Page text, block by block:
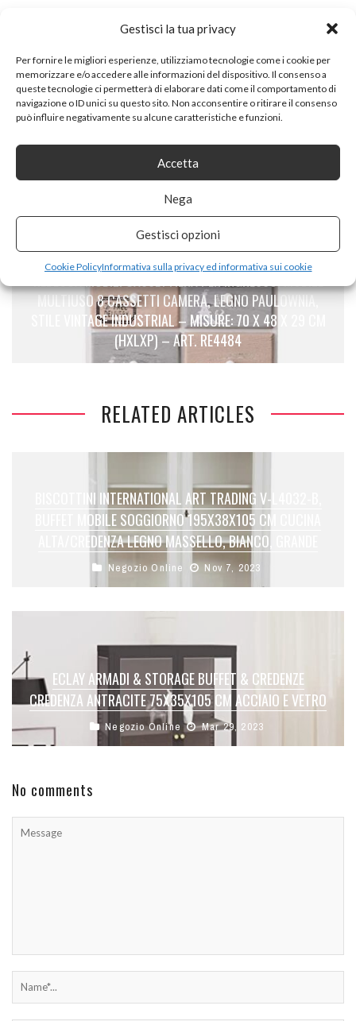
Gestisci la tua privacy
Per fornire le migliori esperienze, utilizziamo tecnologie come i cookie per
memorizzare e/o accedere alle informazioni del dispositivo. Il consenso a
queste tecnologie ci permetterà di elaborare dati come il comportamento di
navigazione o ID unici su questo sito. Non acconsentire o ritirare il consenso
può influire negativamente su alcune caratteristiche e funzioni.
Accetta
Nega
Gestisci opzioni
Cookie PolicyInformativa sulla privacy ed informativa sui cookie
PREVIOUS ARTICLE
IKEA KULLEN – SET DI CASSETTIERA PER CAMERA DA
LETTO, 5 CASSETTI, COLORE: BIANCO
NEXT ARTICLE
REBECCA MOBILI CASSETTIERA PER INGRESSO, MOBILE
MULTIUSO 8 CASSETTI CAMERA, LEGNO PAULOWNIA,
STILE VINTAGE INDUSTRIAL – MISURE: 70 X 48 X 29 CM
(HXLXP) – ART. RE4484
RELATED ARTICLES
BISCOTTINI INTERNATIONAL ART TRADING V-L4032-B,
BUFFET MOBILE SOGGIORNO 195X38X105 CM CUCINA
ALTA/CREDENZA LEGNO MASSELLO, BIANCO, GRANDE
Negozio Online Nov 7, 2023
ECLAY ARMADI & STORAGE BUFFET & CREDENZE
CREDENZA ANTRACITE 75X35X105 CM ACCIAIO E VETRO
Negozio Online Mar 29, 2023
No comments